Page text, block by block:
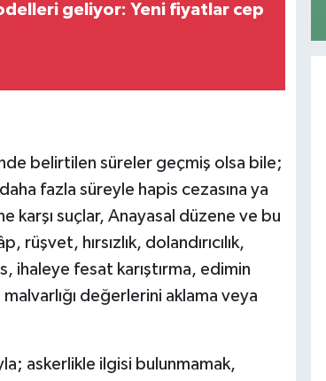
geliyor: Yeni fiyatlar cep
belirtilen süreler geçmiş olsa bile;
fazla süreyle hapis cezasına ya
karşı suçlar, Anayasal düzene ve bu
hırsızlık, dolandırıcılık,
ihaleye fesat karıştırma, edimin
değerlerini aklama veya
askerlikle ilgisi bulunmamak,